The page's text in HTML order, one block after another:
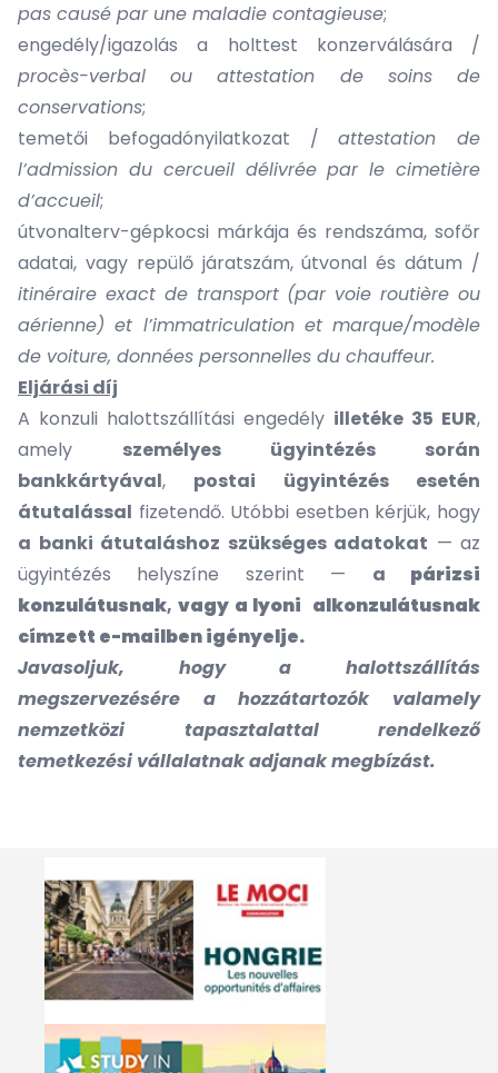
pas causé par une maladie contagieuse;
engedély/igazolás a holttest konzerválására /
procès-verbal ou attestation de soins de
conservations;
temetői befogadónyilatkozat /attestation de
l’admission du cercueil délivrée par le cimetière
d’accueil;
útvonalterv-gépkocsi márkája és rendszáma, sofőr
adatai, vagy repülő járatszám, útvonal és dátum /
itinéraire exact de transport (par voie routière ou
aérienne) et l’immatriculation et marque/modèle
de voiture, données personnelles du chauffeur.
Eljárási díj
A konzuli halottszállítási engedély illetéke 35 EUR,
amely személyes ügyintézés során
bankkártyával, postai ügyintézés esetén
átutalással fizetendő. Utóbbi esetben kérjük, hogy
a banki átutaláshoz szükséges adatokat — az
ügyintézés helyszíne szerint — a párizsi
konzulátusnak, vagy a lyoni alkonzulátusnak
címzett e-mailben igényelje.
Javasoljuk, hogy a halottszállítás
megszervezésére a hozzátartozók valamely
nemzetközi tapasztalattal rendelkező
temetkezési vállalatnak adjanak megbízást.